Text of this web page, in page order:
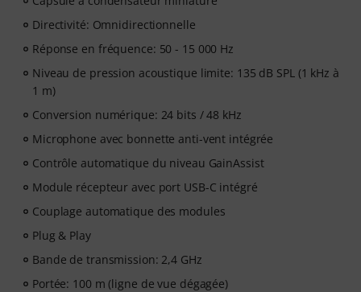
Directivité: Omnidirectionnelle
Réponse en fréquence: 50 - 15 000 Hz
Niveau de pression acoustique limite: 135 dB SPL (1 kHz à
1 m)
Conversion numérique: 24 bits / 48 kHz
Microphone avec bonnette anti-vent intégrée
Contrôle automatique du niveau GainAssist
Module récepteur avec port USB-C intégré
Couplage automatique des modules
Plug & Play
Bande de transmission: 2,4 GHz
Portée: 100 m (ligne de vue dégagée)